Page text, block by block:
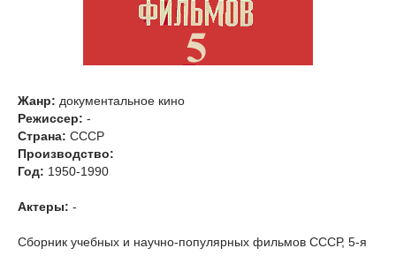
Жанр: документальное кино
Режиссер: -
Страна: СССР
Производство:
Год: 1950-1990
Актеры: -
Сборник учебных и научно-популярных фильмов СССР, 5-я